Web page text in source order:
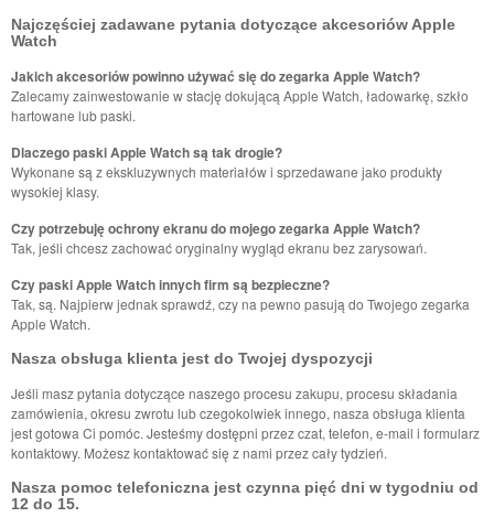
Najczęściej zadawane pytania dotyczące akcesoriów Apple
Watch
Jakich akcesoriów powinno używać się do zegarka Apple Watch?
Zalecamy zainwestowanie w stację dokującą Apple Watch, ładowarkę, szkło
hartowane lub paski.
Dlaczego paski Apple Watch są tak drogie?
Wykonane są z ekskluzywnych materiałów i sprzedawane jako produkty
wysokiej klasy.
Czy potrzebuję ochrony ekranu do mojego zegarka Apple Watch?
Tak, jeśli chcesz zachować oryginalny wygląd ekranu bez zarysowań.
Czy paski Apple Watch innych firm są bezpieczne?
Tak, są. Najpierw jednak sprawdź, czy na pewno pasują do Twojego zegarka
Apple Watch.
Nasza obsługa klienta jest do Twojej dyspozycji
Jeśli masz pytania dotyczące naszego procesu zakupu, procesu składania
zamówienia, okresu zwrotu lub czegokolwiek innego, nasza obsługa klienta
jest gotowa Ci pomóc. Jesteśmy dostępni przez czat, telefon, e-mail i formularz
kontaktowy. Możesz kontaktować się z nami przez cały tydzień.
Nasza pomoc telefoniczna jest czynna pięć dni w tygodniu od
12 do 15.